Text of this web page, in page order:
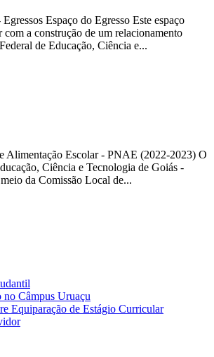
Espaço do Egresso Este espaço
com a construção de um relacionamento
de Educação, Ciência e...
Alimentação Escolar - PNAE (2022-2023) O
Ciência e Tecnologia de Goiás -
da Comissão Local de...
no Câmpus Uruaçu
Equiparação de Estágio Curricular